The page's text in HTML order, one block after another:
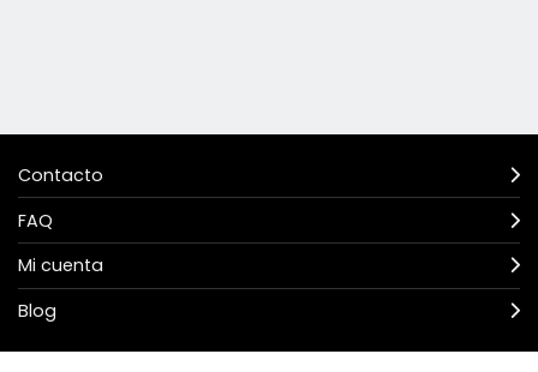
Contacto
FAQ
Mi cuenta
Blog